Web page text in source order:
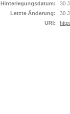
Hinterlegungsdatum:
30
Letzte Änderung:
30
URI: